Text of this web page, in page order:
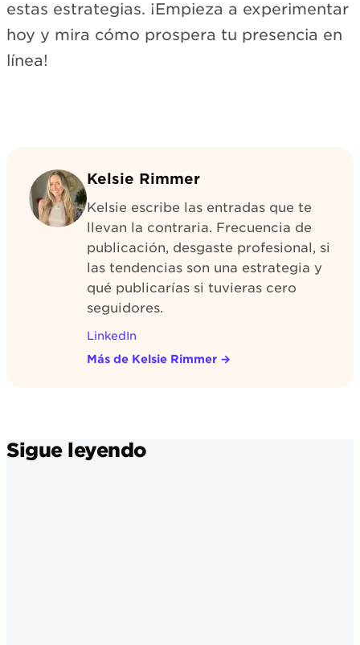
estas estrategias. ¡Empieza a experimentar
hoy y mira cómo prospera tu presencia en
línea!
Kelsie Rimmer
Kelsie escribe las entradas que te
llevan la contraria. Frecuencia de
publicación, desgaste profesional, si
las tendencias son una estrategia y
qué publicarías si tuvieras cero
seguidores.
LinkedIn
Más de Kelsie Rimmer →
Sigue leyendo